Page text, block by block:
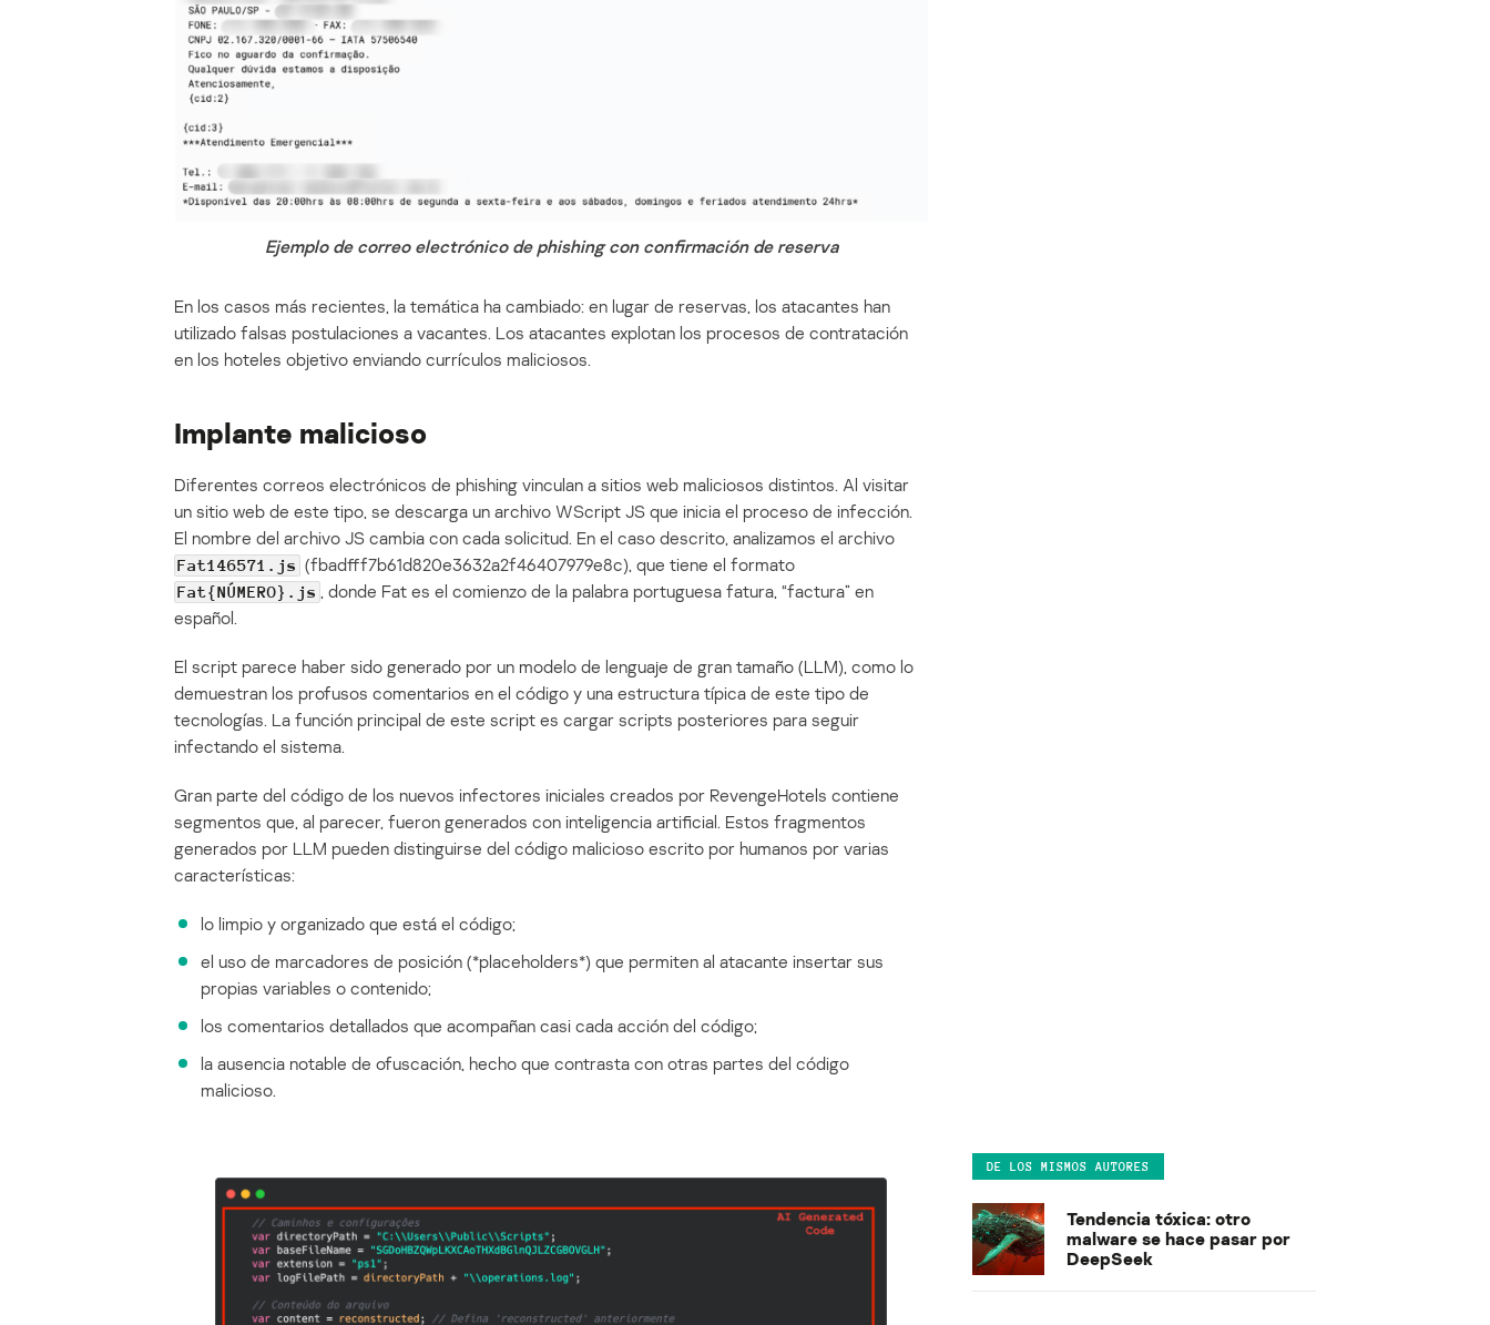
Ejemplo de correo electrónico de phishing con confirmación de reserva
En los casos más recientes, la temática ha cambiado: en lugar de reservas, los atacantes han
utilizado falsas postulaciones a vacantes. Los atacantes explotan los procesos de contratación
en los hoteles objetivo enviando currículos maliciosos.
Implante malicioso
Diferentes correos electrónicos de phishing vinculan a sitios web maliciosos distintos. Al visitar
un sitio web de este tipo, se descarga un archivo WScript JS que inicia el proceso de infección.
El nombre del archivo JS cambia con cada solicitud. En el caso descrito, analizamos el archivo
Fat146571.js (fbadfff7b61d820e3632a2f46407979e8c), que tiene el formato
Fat{NÚMERO}.js , donde Fat es el comienzo de la palabra portuguesa fatura, “factura” en
español.
El script parece haber sido generado por un modelo de lenguaje de gran tamaño (LLM), como lo
demuestran los profusos comentarios en el código y una estructura típica de este tipo de
tecnologías. La función principal de este script es cargar scripts posteriores para seguir
infectando el sistema.
Gran parte del código de los nuevos infectores iniciales creados por RevengeHotels contiene
segmentos que, al parecer, fueron generados con inteligencia artificial. Estos fragmentos
generados por LLM pueden distinguirse del código malicioso escrito por humanos por varias
características:
lo limpio y organizado que está el código;
el uso de marcadores de posición (*placeholders*) que permiten al atacante insertar sus
propias variables o contenido;
los comentarios detallados que acompañan casi cada acción del código;
la ausencia notable de ofuscación, hecho que contrasta con otras partes del código
malicioso.
DE LOS MISMOS AUTORES
Tendencia tóxica: otro
malware se hace pasar por
DeepSeek